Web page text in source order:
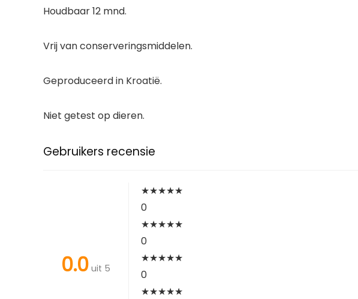
Houdbaar 12 mnd.
Vrij van conserveringsmiddelen.
Geproduceerd in Kroatië.
Niet getest op dieren.
Gebruikers recensie
0.0 uit 5
★★★★★
0
★★★★★
0
★★★★★
0
★★★★★